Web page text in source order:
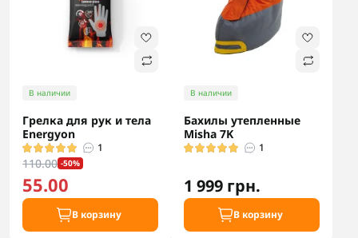
В наличии
Грелка для рук и тела
Energyon
1
110.00 -50%
55.00
В корзину
В наличии
Бахилы утепленные
Misha 7K
1
1 999 грн.
В корзину